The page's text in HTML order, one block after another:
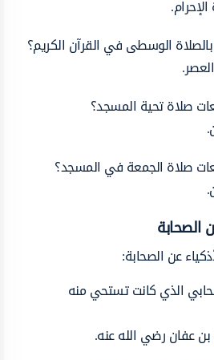
الوسطى في القرآن الكريم؟
صلاة تحية المسجد؟
صلاة الجمعة في المسجد؟
الصحابة
عن الصحابة:
الذي كانت تستحي منه
عفان رضي الله عنه.